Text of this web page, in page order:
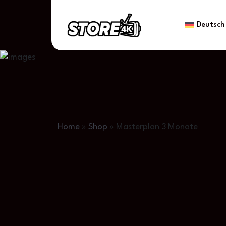
Deutsch
Home » Shop » Masterplan 3 Monate